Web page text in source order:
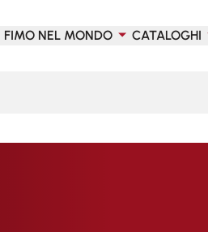
FIMO NEL MONDO CATALOGHI